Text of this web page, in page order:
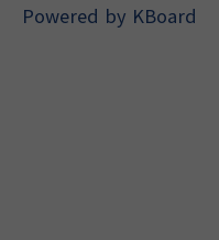
Powered by KBoard